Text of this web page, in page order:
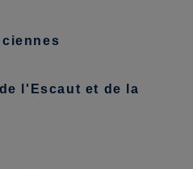
l'Escaut et de la